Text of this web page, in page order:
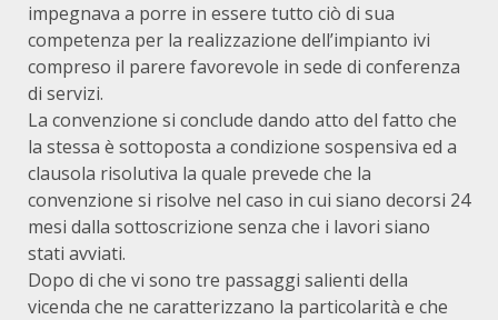
impegnava a porre in essere tutto ciò di sua
competenza per la realizzazione dell’impianto ivi
compreso il parere favorevole in sede di conferenza
di servizi.
La convenzione si conclude dando atto del fatto che
la stessa è sottoposta a condizione sospensiva ed a
clausola risolutiva la quale prevede che la
convenzione si risolve nel caso in cui siano decorsi 24
mesi dalla sottoscrizione senza che i lavori siano
stati avviati.
Dopo di che vi sono tre passaggi salienti della
vicenda che ne caratterizzano la particolarità e che